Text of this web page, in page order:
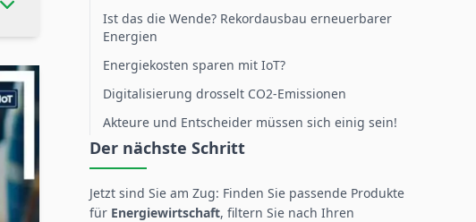
Ist das die Wende? Rekordausbau erneuerbarer
Energien
Energiekosten sparen mit IoT?
Digitalisierung drosselt CO2-Emissionen
Akteure und Entscheider müssen sich einig sein!
Der nächste Schritt
Jetzt sind Sie am Zug: Finden Sie passende Produkte
für Energiewirtschaft, filtern Sie nach Ihren